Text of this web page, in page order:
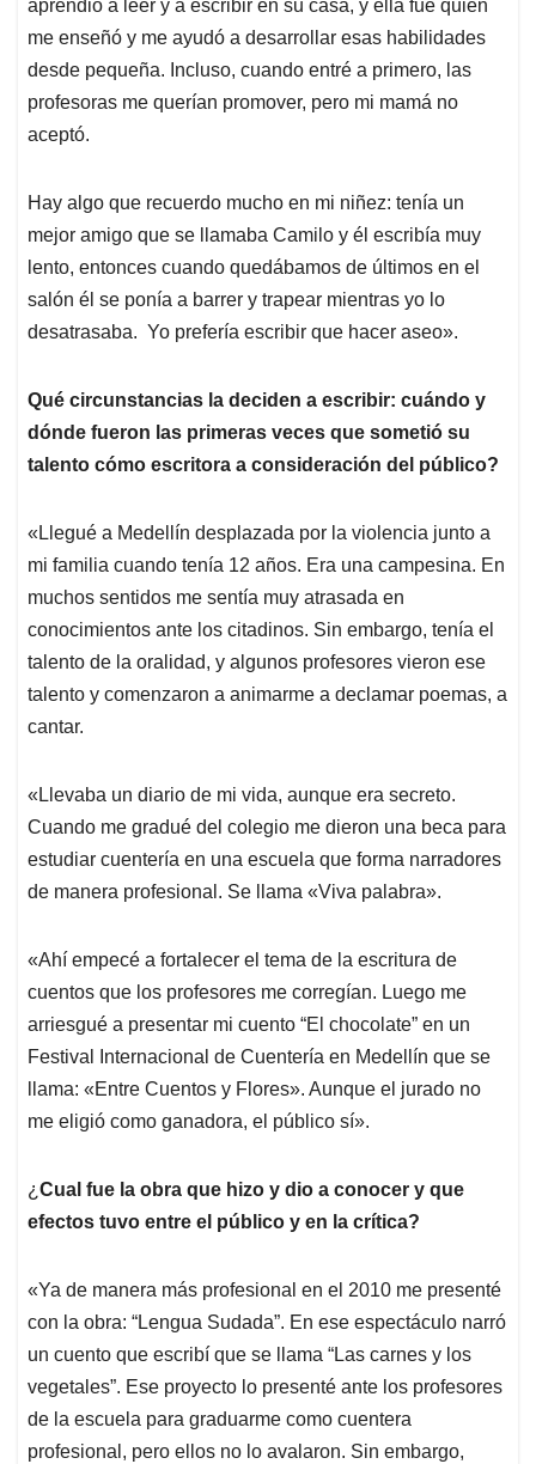
aprendió a leer y a escribir en su casa, y ella fue quien
me enseñó y me ayudó a desarrollar esas habilidades
desde pequeña. Incluso, cuando entré a primero, las
profesoras me querían promover, pero mi mamá no
aceptó.
Hay algo que recuerdo mucho en mi niñez: tenía un
mejor amigo que se llamaba Camilo y él escribía muy
lento, entonces cuando quedábamos de últimos en el
salón él se ponía a barrer y trapear mientras yo lo
desatrasaba. Yo prefería escribir que hacer aseo».
Qué circunstancias la deciden a escribir: cuándo y
dónde fueron las primeras veces que sometió su
talento cómo escritora a consideración del público?
«Llegué a Medellín desplazada por la violencia junto a
mi familia cuando tenía 12 años. Era una campesina. En
muchos sentidos me sentía muy atrasada en
conocimientos ante los citadinos. Sin embargo, tenía el
talento de la oralidad, y algunos profesores vieron ese
talento y comenzaron a animarme a declamar poemas, a
cantar.
«Llevaba un diario de mi vida, aunque era secreto.
Cuando me gradué del colegio me dieron una beca para
estudiar cuentería en una escuela que forma narradores
de manera profesional. Se llama «Viva palabra».
«Ahí empecé a fortalecer el tema de la escritura de
cuentos que los profesores me corregían. Luego me
arriesgué a presentar mi cuento “El chocolate” en un
Festival Internacional de Cuentería en Medellín que se
llama: «Entre Cuentos y Flores». Aunque el jurado no
me eligió como ganadora, el público sí».
¿ Cual fue la obra que hizo y dio a conocer y que
efectos tuvo entre el público y en la crítica?
«Ya de manera más profesional en el 2010 me presenté
con la obra: “Lengua Sudada”. En ese espectáculo narró
un cuento que escribí que se llama “Las carnes y los
vegetales”. Ese proyecto lo presenté ante los profesores
de la escuela para graduarme como cuentera
profesional, pero ellos no lo avalaron. Sin embargo,